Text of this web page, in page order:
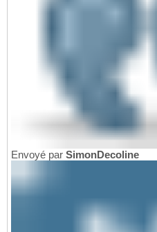
Envoyé par SimonDecoline